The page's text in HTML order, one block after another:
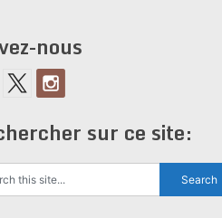
nous
sur ce site: